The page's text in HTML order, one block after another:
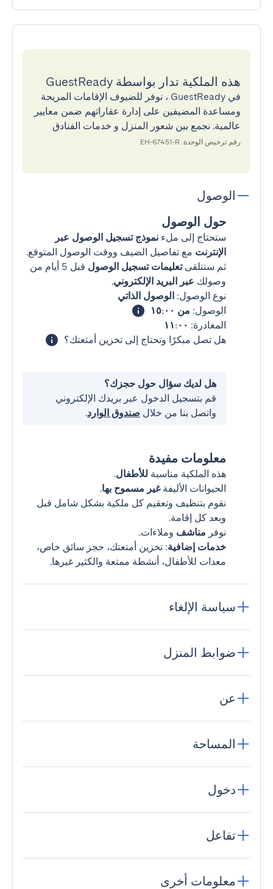
هذه الملكية تدار بواسطة GuestReady
في GuestReady ، نوفر للضيوف الإقامات المريحة
ومساعدة المضيفين على إدارة عقاراتهم ضمن معايير
عالمية. نجمع بين شعور المنزل و خدمات الفنادق
رقم ترخيص الوحدة: EH-67451-R
الوصول
حول الوصول
ستحتاج إلى ملء نموذج تسجيل الوصول عبر
الإنترنت مع تفاصيل الضيف ووقت الوصول المتوقع.
ثم ستتلقىتعليمات تسجيل الوصول
قبل 5 أيام من
وصولك عبر البريد الإلكتروني.
نوع الوصول: الوصول الذاتي
الوصول: من ١٥:٠٠
المغادرة: ١١:٠٠
هل تصل مبكرًا وتحتاج إلى تخزين أمتعتك؟
هل لديك سؤال حول حجزك؟
قم بتسجيل الدخول عبر بريدك الإلكتروني
واتصل بنا من خلال صندوق الوارد.
معلومات مفيدة
هذه الملكية مناسبة للأطفال.
الحيوانات الأليفةغير مسموح بها.
نقوم بتنظيف وتعقيم كل ملكية بشكل شامل قبل
وبعد كل إقامة.
نوفر مناشف وملاءات.
خدمات إضافية: تخزين أمتعتك، حجز سائق خاص،
معدات للأطفال، أنشطة ممتعة والكثير غيرها.
سياسة الإلغاء
ضوابط المنزل
عن
المساحة
دخول
تفاعل
معلومات أخرى